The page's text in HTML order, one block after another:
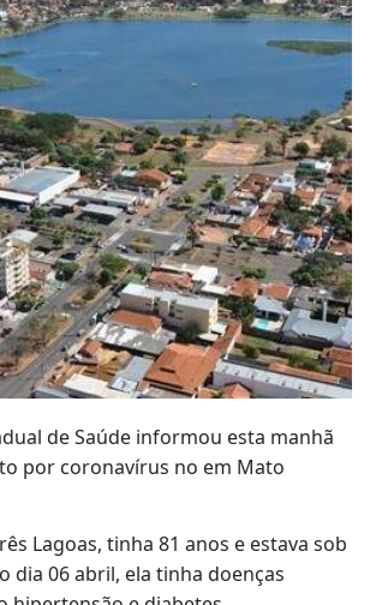
de Saúde informou esta manhã
por coronavírus no em Mato
Lagoas, tinha 81 anos e estava sob
dia 06 abril, ela tinha doenças